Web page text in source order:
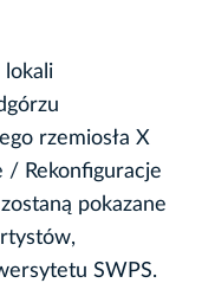
lokali
rzemiosła X
/ Rekonfiguracje
pokazane
SWPS.